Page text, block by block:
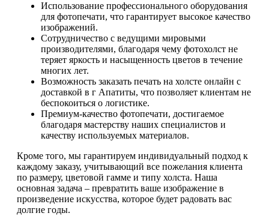
Использование профессионального оборудования
для фотопечати, что гарантирует высокое качество
изображений.
Сотрудничество с ведущими мировыми
производителями, благодаря чему фотохолст не
теряет яркость и насыщенность цветов в течение
многих лет.
Возможность заказать печать на холсте онлайн с
доставкой в г Апатиты, что позволяет клиентам не
беспокоиться о логистике.
Премиум-качество фотопечати, достигаемое
благодаря мастерству наших специалистов и
качеству используемых материалов.
Кроме того, мы гарантируем индивидуальный подход к
каждому заказу, учитывающий все пожелания клиента
по размеру, цветовой гамме и типу холста. Наша
основная задача – превратить ваше изображение в
произведение искусства, которое будет радовать вас
долгие годы.